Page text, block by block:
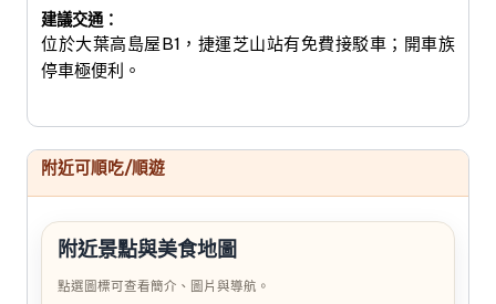
建議交通：
位於大葉高島屋B1，捷運芝山站有免費接駁車；開車族
停車極便利。
附近可順吃/順遊
附近景點與美食地圖
點選圖標可查看簡介、圖片與導航。